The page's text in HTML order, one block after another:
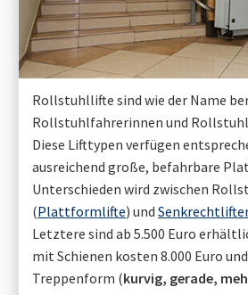
Rollstuhllifte sind wie der Name
Rollstuhlfahrerinnen und
Diese Lifttypen verfügen
ausreichend große, befahrbare
Unterschieden wird zwischen
(Plattformlifte) und
Letztere sind ab 5.500 Euro
mit Schienen kosten 8.000 Euro
Treppenform (kurvig, gerade,